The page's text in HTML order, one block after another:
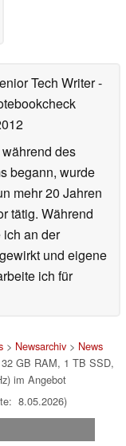
Tech Writer-
des
begann, wurde
mehr 20 Jahren
tätig. Während
an der
und eigene
ich für
> Newsarchiv> News
GB RAM, 1 TB SSD,
im Angebot
8.05.2026)